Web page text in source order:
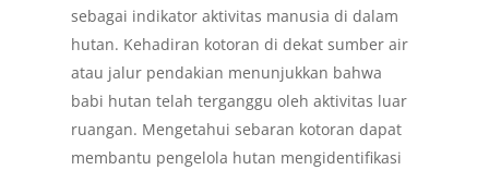
sebagai indikator aktivitas manusia di dalam
hutan. Kehadiran kotoran di dekat sumber air
atau jalur pendakian menunjukkan bahwa
babi hutan telah terganggu oleh aktivitas luar
ruangan. Mengetahui sebaran kotoran dapat
membantu pengelola hutan mengidentifikasi